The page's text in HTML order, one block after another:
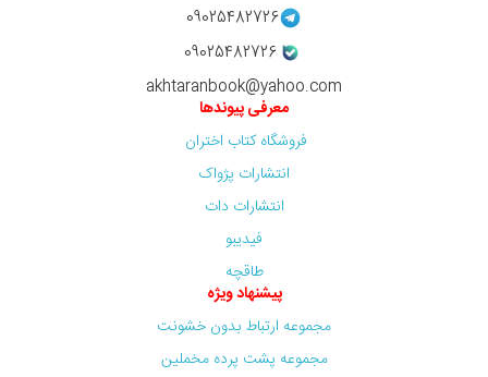
09025482726
09025482726
akhtaranbook@yahoo.com
معرفی پیوندها
فروشگاه کتاب اختران
انتشارات پژواک
انتشارات دات
فیدیبو
طاقچه
پیشنهاد ویژه
مجموعه ارتباط بدون خشونت
مجموعه پشت پرده مخملین